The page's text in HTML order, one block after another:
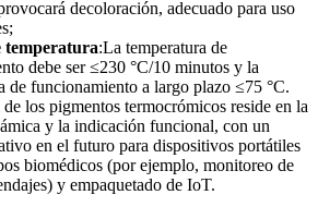
decoloración, adecuado para uso
temperatura:La temperatura de
debe ser ≤230 °C/10 minutos y la
de funcionamiento a largo plazo ≤75 °C.
los pigmentos termocrómicos reside en la
y la indicación funcional, con un
en el futuro para dispositivos portátiles
biomédicos (por ejemplo, monitoreo de
y empaquetado de IoT.